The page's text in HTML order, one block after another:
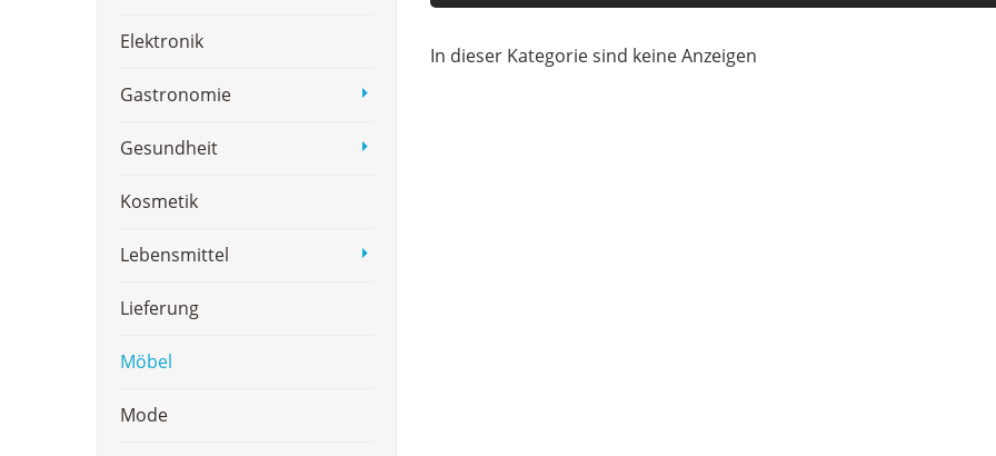
In dieser Kategorie sind keine Anzeigen
Elektronik
Gastronomie
Gesundheit
Kosmetik
Lebensmittel
Lieferung
Möbel
Mode